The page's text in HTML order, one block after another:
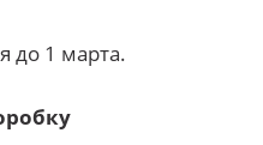
до 1 марта.